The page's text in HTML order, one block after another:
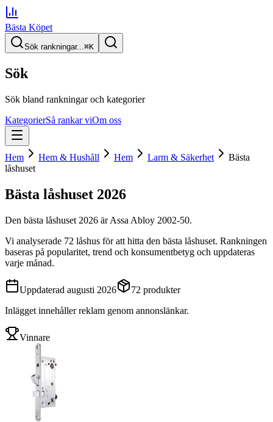
Bästa Köpet
Sök rankningar...⌘K
Sök
Sök bland rankningar och kategorier
KategorierSå rankar viOm oss
Hem Hem & Hushåll Hem Larm & Säkerhet
Bästa
låshuset
Bästa låshuset 2026
Den bästa låshuset 2026 ärAssa Abloy 2002-50.
Vi analyserade 72 låshus för att hitta den bästa låshuset. Rankningen
baseras på popularitet, trend och konsumentbetyg och uppdateras
varje månad.
Uppdaterad augusti 2026 72 produkter
Inlägget innehåller reklam genom annonslänkar.
Vinnare